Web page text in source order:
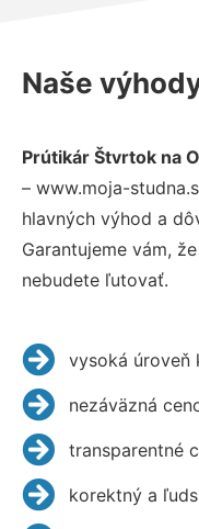
Naše
Prútikár Štvrtok na
– www.moja-
hlavných výhod a
Garantujeme vám,
nebudete ľutovať.
vysoká úroveň
nezáväzná
transparentné
korektný a